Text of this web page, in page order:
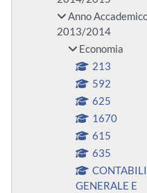
Anno
2013/2014
Economia
213
592
625
1670
615
635
GENERALE E